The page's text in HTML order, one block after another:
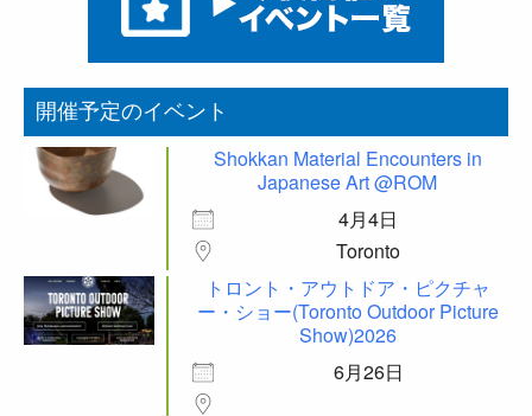
開催予定のイベント
Shokkan Material Encounters in
Japanese Art @ROM
4月4日
Toronto
トロント・アウトドア・ピクチャ
ー・ショー(Toronto Outdoor Picture
Show)2026
6月26日